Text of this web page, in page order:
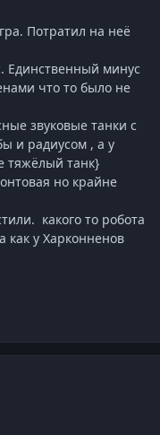
Потратил на неё
Единственный минус
что то было не
звуковые танки с
и радиусом , а у
тяжёлый танк}
но крайне
какого то робота
как у Харконненов